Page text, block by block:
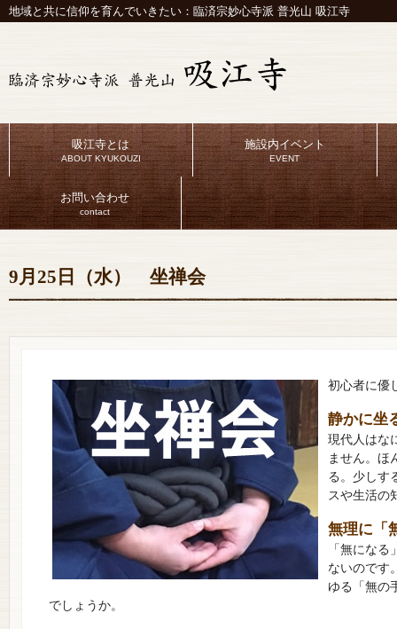
地域と共に信仰を育んでいきたい：臨済宗妙心寺派 普光山 吸江寺
吸江寺とは
ABOUT KYUKOUZI
施設内イベント
EVENT
お問い合わせ
contact
9月25日（水） 坐禅会
初心者に優
静かに坐
現代人はな
ません。ほ
る。少しす
スや生活の
無理に「
「無にな
ないのです
ゆる「無の
でしょうか。